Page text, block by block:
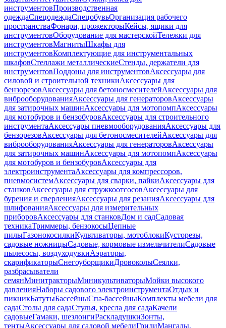
инструментовПроизводственная
одеждаСпецодеждаСпецобувьОрганизация рабочего
пространстваФонари, прожекторыКейсы, ящики для
инструментовОборудование для мастерскойТележки для
инструментовМагнитыШкафы для
инструментовКомплектующие для инструментальных
шкафовСтеллажи металлическиеСтенды, держатели для
инструментовПоддоны для инструментовАксессуары для
силовой и строительной техникиАксессуары для
бензорезовАксессуары для бетоносмесителейАксессуары для
виброоборудованияАксессуары для генераторовАксессуары
для затирочных машинАксессуары для мотопомпАксессуары
для мотобуров и бензобуровАксессуары для строительного
инструментаАксессуары пневмооборудованияАксессуары для
бензорезовАксессуары для бетоносмесителейАксессуары для
виброоборудованияАксессуары для генераторовАксессуары
для затирочных машинАксессуары для мотопомпАксессуары
для мотобуров и бензобуровАксессуары для
электроинструментаАксессуары для компрессоров,
пневмосистемАксессуары для сварки, пайкиАксессуары для
станковАксессуары для стружкоотсосовАксессуары для
бурения и сверленияАксессуары для резанияАксессуары для
шлифованияАксессуары для измерительных
приборовАксессуары для станковДом и садСадовая
техникаТриммеры, бензокосыЦепные
пилыГазонокосилкиКультиваторы, мотоблокиКусторезы,
садовые ножницыСадовые, кормовые измельчителиСадовые
пылесосы, воздуходувкиАэраторы,
скарификаторыСнегоуборщикиДровоколыСеялки,
разбрасыватели
семянМинитракторыМиникультиваторыМойки высокого
давленияНаборы садового электроинструментаОтдых и
пикникБатутыБассейныСпа-бассейныКомплекты мебели для
садаСтолы для садаСтулья, кресла для садаКачели
садовыеГамаки, шезлонгиРаскладушкиЗонты,
тентыАксессуары для садовой мебелиГрилиМангалы,